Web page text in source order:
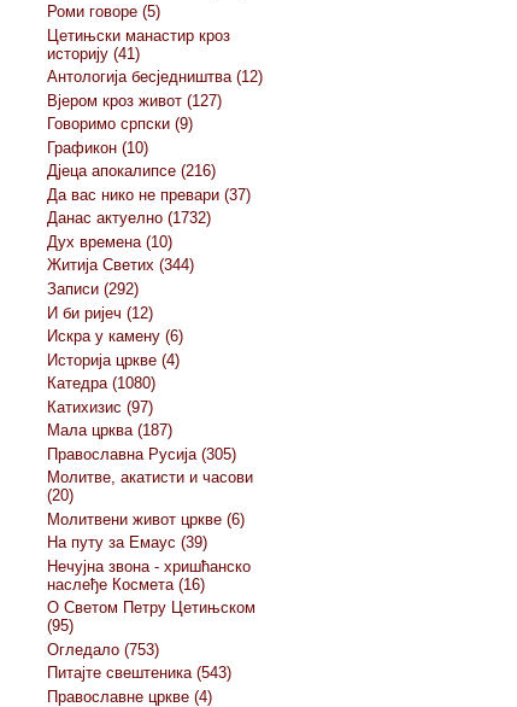
Роми говоре (5)
Цетињски манастир кроз
историју (41)
Антологија бесједништва (12)
Вјером кроз живот (127)
Говоримо српски (9)
Графикон (10)
Дјеца апокалипсе (216)
Да вас нико не превари (37)
Данас актуелно (1732)
Дух времена (10)
Житија Светих (344)
Записи (292)
И би ријеч (12)
Искра у камену (6)
Историја цркве (4)
Катедра (1080)
Катихизис (97)
Мала црква (187)
Православна Русија (305)
Молитве, акатисти и часови
(20)
Молитвени живот цркве (6)
На путу за Емаус (39)
Нечујна звона - хришћанско
наслеђе Космета (16)
О Светом Петру Цетињском
(95)
Огледало (753)
Питајте свештеника (543)
Православне цркве (4)